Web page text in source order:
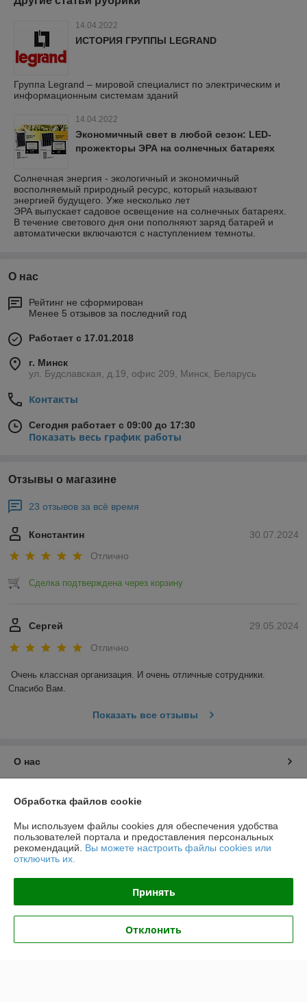
14.04.2022
ИСТОРИЯ ГРУППЫ LEGRAND
Группа Legrand – мировой специалист по электрическим и
информационным системам зданий
14.04.2022
Экономичный свет в любой сезон: LED-
прожекторы ЭРА на солнечных батареях
Солнечная энергия - экологичный и экономичный
восполняемый природный ресурс, который называют
энергией будущего. Уже несколько лет
ЭРА выпускает садовое освещение на солнечных батареях.
В течение светового дня они пополняют заряд батарей и
автоматически включаются с наступлением темноты.
О нас
Рейтинг не сформирован
Менее 5 отзывов за последний год
Работает с 17.01.2018
г. Минск
ул. Будславская, д.19, офис 209, Минск, Беларусь
Контакты
Сегодня работает с 09:00 до 17:30
Показать весь график работы
Отзывы о магазине
23 отзывов за всё время
30.07.2024
Константин
Отлично
Сделка подтверждена через корзину
29.05.2024
Сергей
Отлично
Очень классная организация. И очень отличные сотрудники.
Спасибо Вам.
Показать все отзывы
О нас
Доставка и оплата
График работы
Обработка файлов cookie
Мы используем файлы cookies для обеспечения удобства
пользователей портала и предоставления персональных
рекомендаций. Вы можете настроить файлы cookies или
отключить их.
Принять
Отклонить